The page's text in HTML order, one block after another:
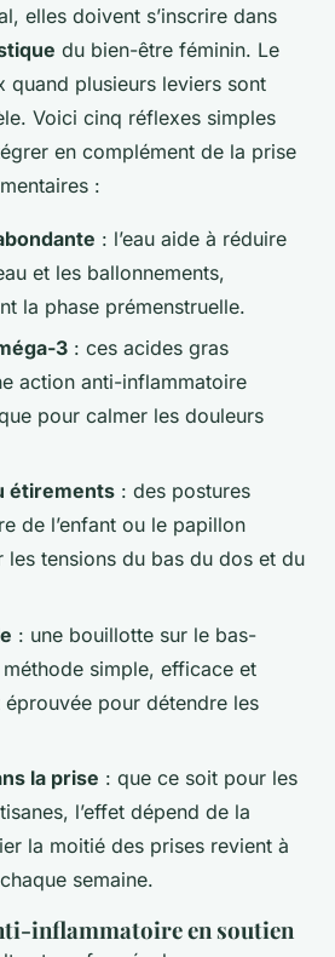
elles doivent s’inscrire dans
du bien-être féminin. Le
quand plusieurs leviers sont
Voici cinq réflexes simples
en complément de la prise
:
: l’eau aide à réduire
et les ballonnements,
la phase prémenstruelle.
3 : ces acides gras
action anti-inflammatoire
pour calmer les douleurs
étirements : des postures
de l’enfant ou le papillon
les tensions du bas du dos et du
: une bouillotte sur le bas-
simple, efficace et
pour détendre les
la prise : que ce soit pour les
l’effet dépend de la
la moitié des prises revient à
semaine.
inflammatoire en soutien